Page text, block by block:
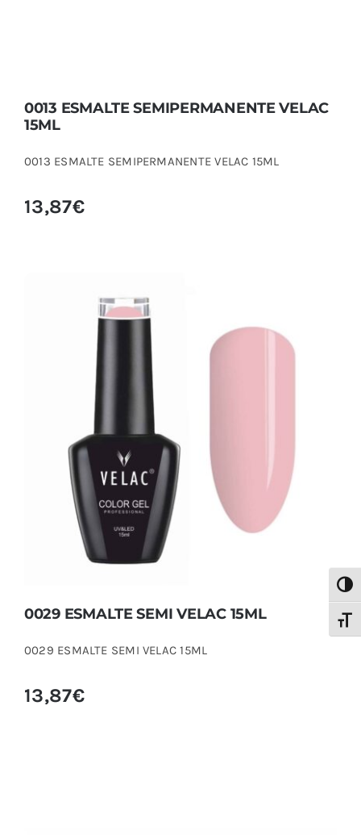
0013 ESMALTE SEMIPERMANENTE VELAC
15ML
0013 ESMALTE SEMIPERMANENTE VELAC 15ML
13,87€
0029 ESMALTE SEMI VELAC 15ML
0029 ESMALTE SEMI VELAC 15ML
0029 ESMALTE SEMI VELAC 15ML
13,87€